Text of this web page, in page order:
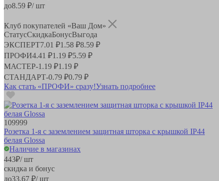
до8.59 ₽/ шт
Клуб покупателей «Ваш Дом»
СтатусСкидкаБонусВыгода
ЭКСПЕРТ7.01 ₽1.58 ₽8.59 ₽
ПРОФИ4.41 ₽1.19 ₽5.59 ₽
МАСТЕР-1.19 ₽1.19 ₽
СТАНДАРТ-0.79 ₽0.79 ₽
Как стать «ПРОФИ» сразу!Узнать подробнее
109999
Розетка 1-я с заземлением защитная шторка с крышкой IP44
белая Glossa
Наличие в магазинах
443₽/ шт
скидка и бонус
до33.67 ₽/ шт